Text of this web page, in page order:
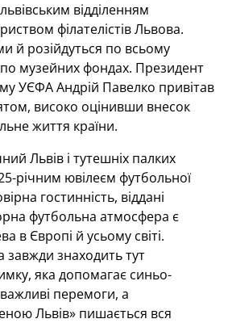
відділенням
філателістів Львова.
й розійдуться по всьому
музейних фондах. Президент
УЄФА Андрій Павелко привітав
високо оцінивши внесок
життя країни.
Львів і тутешніх палких
річним ювілеєм футбольної
гостинність, віддані
футбольна атмосфера є
в Європі й усьому світі.
завжди знаходить тут
яка допомагає синьо-
перемоги, а
Львів» пишається вся